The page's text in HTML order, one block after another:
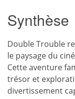
Synthèse
Double Trouble
le paysage du
Cette aventure
trésor et
divertissement